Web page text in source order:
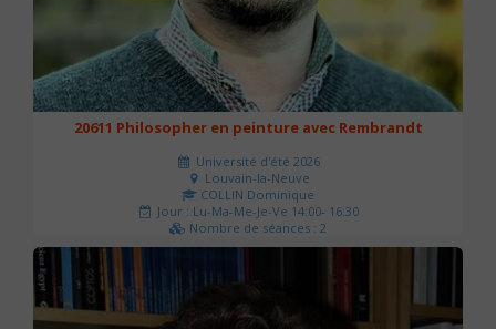
20611 Philosopher en peinture avec Rembrandt
Université d'été 2026
Louvain-la-Neuve
COLLIN Dominique
Jour : Lu-Ma-Me-Je-Ve 14:00- 16:30
Nombre de séances : 2
51 €